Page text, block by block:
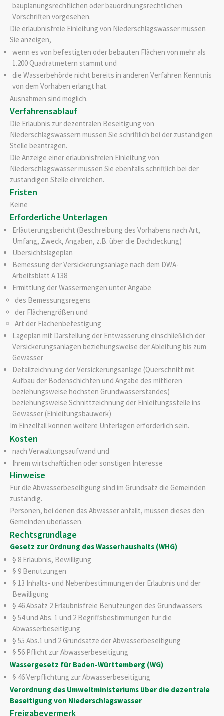
bauplanungsrechtlichen oder bauordnungsrechtlichen
Vorschriften vorgesehen.
Die erlaubnisfreie Einleitung von Niederschlagswasser müssen
Sie anzeigen,
wenn es von befestigten oder bebauten Flächen von mehr als
1.200 Quadratmetern stammt und
die Wasserbehörde nicht bereits in anderen Verfahren Kenntnis
von dem Vorhaben erlangt hat.
Ausnahmen sind möglich.
Verfahrensablauf
Die Erlaubnis zur dezentralen Beseitigung von
Niederschlagswassern müssen Sie schriftlich bei der zuständigen
Stelle beantragen.
Die Anzeige einer erlaubnisfreien Einleitung von
Niederschlagswasser müssen Sie ebenfalls schriftlich bei der
zuständigen Stelle einreichen.
Fristen
Keine
Erforderliche Unterlagen
Erläuterungsbericht (Beschreibung des Vorhabens nach Art,
Umfang, Zweck, Angaben, z.B. über die Dachdeckung)
Übersichtslageplan
Bemessung der Versickerungsanlage nach dem DWA-
Arbeitsblatt A 138
Ermittlung der Wassermengen unter Angabe
des Bemessungsregens
der Flächengrößen und
Art der Flächenbefestigung
Lageplan mit Darstellung der Entwässerung einschließlich der
Versickerungsanlagen beziehungsweise der Ableitung bis zum
Gewässer
Detailzeichnung der Versickerungsanlage (Querschnitt mit
Aufbau der Bodenschichten und Angabe des mittleren
beziehungsweise höchsten Grundwasserstandes)
beziehungsweise Schnittzeichnung der Einleitungsstelle ins
Gewässer (Einleitungsbauwerk)
Im Einzelfall können weitere Unterlagen erforderlich sein.
Kosten
nach Verwaltungsaufwand und
Ihrem wirtschaftlichen oder sonstigen Interesse
Hinweise
Für die Abwasserbeseitigung sind im Grundsatz die Gemeinden
zuständig.
Personen, bei denen das Abwasser anfällt, müssen dieses den
Gemeinden überlassen.
Rechtsgrundlage
Gesetz zur Ordnung des Wasserhaushalts (WHG)
§ 8 Erlaubnis, Bewilligung
§ 9 Benutzungen
§ 13 Inhalts- und Nebenbestimmungen der Erlaubnis und der
Bewilligung
§ 46 Absatz 2 Erlaubnisfreie Benutzungen des Grundwassers
§ 54 und Abs. 1 und 2 Begriffsbestimmungen für die
Abwasserbeseitigung
§ 55 Abs.1 und 2 Grundsätze der Abwasserbeseitigung
§ 56 Pflicht zur Abwasserbeseitigung
Wassergesetz für Baden-Württemberg (WG)
§ 46 Verpflichtung zur Abwasserbeseitigung
Verordnung des Umweltministeriums über die dezentrale
Beseitigung von Niederschlagswasser
Freigabevermerk